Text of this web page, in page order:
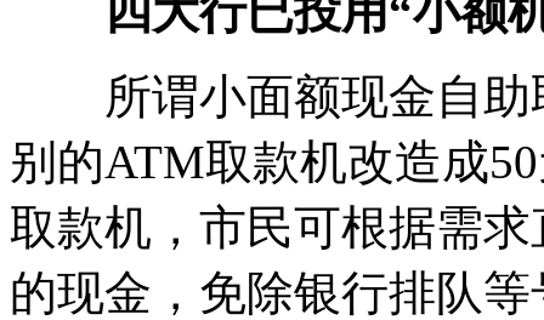
四大行已投用“小额
所谓小面额现金自助
别的ATM取款机改造成
取款机，市民可根据需
的现金，免除银行排队